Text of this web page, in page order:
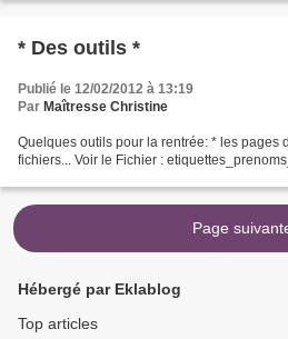
* Des outils *
Publié le 12/02/2012 à 13:19
Par Maîtresse Christine
Quelques outils pour la rentrée: * les pages
fichiers... Voir le Fichier :
Page
Hébergé par Eklablog
Top articles